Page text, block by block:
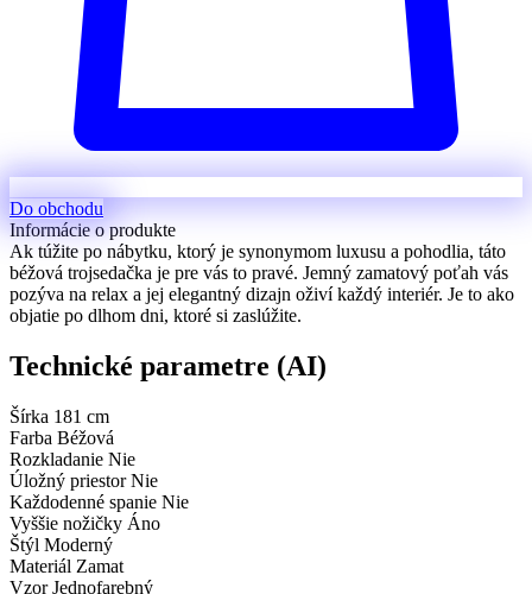
Do obchodu
Informácie o produkte
Ak túžite po nábytku, ktorý je synonymom luxusu a pohodlia, táto
béžová trojsedačka je pre vás to pravé. Jemný zamatový poťah vás
pozýva na relax a jej elegantný dizajn oživí každý interiér. Je to ako
objatie po dlhom dni, ktoré si zaslúžite.
Technické parametre (AI)
Šírka 181 cm
Farba Béžová
Rozkladanie Nie
Úložný priestor Nie
Každodenné spanie Nie
Vyššie nožičky Áno
Štýl Moderný
Materiál Zamat
Vzor Jednofarebný